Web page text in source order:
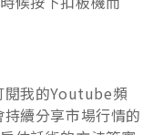
閱我的Youtube頻
續分享市場行情的